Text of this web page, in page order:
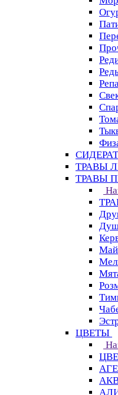
ТРАВЫ
ТРАВЫ
ЦВЕТЫ